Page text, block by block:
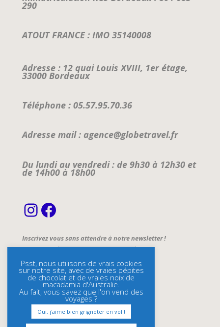
290
ATOUT FRANCE : IMO 35140008
Adresse : 12 quai Louis XVIII, 1er étage,
33000 Bordeaux
Téléphone : 05.57.95.70.36
Adresse mail : agence@globetravel.fr
Du lundi au vendredi : de 9h30 à 12h30 et
de 14h00 à 18h00
Instagram
Facebook
Inscrivez vous sans attendre à notre newsletter !
Name
Psst, nous utilisons de vrais cookies
sur notre site, avec de vraies pépites
de chocolat et de vraies noix de
macadamia d'Australie.
Au fait, vous savez que l'on vend des
voyages ?
Oui, j'aime bien grignoter en vol !